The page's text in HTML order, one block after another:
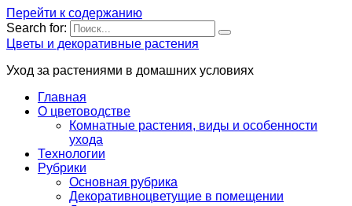
Перейти к содержанию
Search for:
Цветы и декоративные растения
Уход за растениями в домашних условиях
Главная
О цветоводстве
Комнатные растения, виды и особенности
ухода
Технологии
Рубрики
Основная рубрика
Декоративноцветущие в помещении